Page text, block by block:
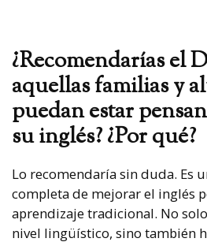
¿Recomendarías el
aquellas familias y
puedan estar
su inglés? ¿Por qué?
Lo recomendaría sin duda. Es
completa de mejorar el inglés
aprendizaje tradicional. No
nivel lingüístico, sino también